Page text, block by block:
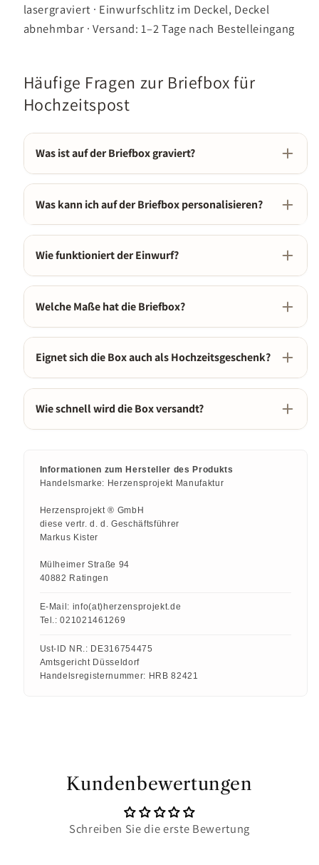
lasergraviert · Einwurfschlitz im Deckel, Deckel
abnehmbar · Versand: 1–2 Tage nach Bestelleingang
Häufige Fragen zur Briefbox für
Hochzeitspost
Was ist auf der Briefbox graviert?
Der Schriftzug „Hochzeitspost" in geschwungener
Schrift, darunter die Namen des Brautpaares und das
Laser direkt ins Naturholz graviert.
Was kann ich auf der Briefbox personalisieren?
Die Namen des Brautpaares und das Hochzeitsdatum
– beides wird direkt ins Holz graviert.
Wie funktioniert der Einwurf?
Im Deckel befindet sich ein großzügiger Schlitz,
durch den Gäste Karten und Briefe einwerfen können.
der Hochzeit alle Karten ganz einfach entnehmen
könnt.
Welche Maße hat die Briefbox?
Die Box ist 30 cm breit, 20 cm tief und 14 cm hoch –
groß genug für viele Karten und Briefe, dabei
Geschenkestation.
Eignet sich die Box auch als Hochzeitsgeschenk?
Ja – die Briefbox ist ein wunderschönes
Hochzeitsgeschenk. Das Brautpaar kann sie am
Wie schnell wird die Box versandt?
Informationen zum Hersteller des Produkts
Handelsmarke: Herzensprojekt Manufaktur
Herzensprojekt ® GmbH
diese vertr. d. d. Geschäftsführer
Markus Kister
Mülheimer Straße 94
40882 Ratingen
E-Mail: info(at)herzensprojekt.de
Tel.: 021021461269
Ust-ID NR.: DE316754475
Amtsgericht Düsseldorf
Handelsregisternummer: HRB 82421
Kundenbewertungen
Schreiben Sie die erste Bewertung